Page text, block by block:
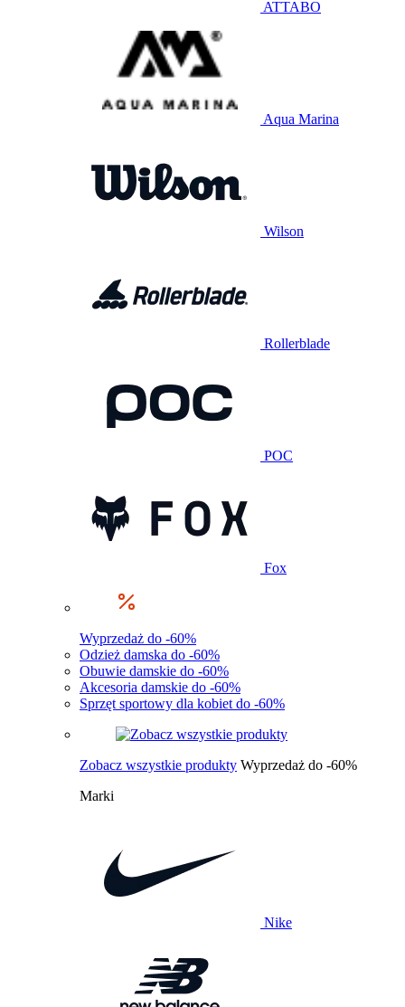
ATTABO
Aqua Marina
Wilson
Rollerblade
POC
Fox
Wyprzedaż do -60%
Odzież damska do -60%
Obuwie damskie do -60%
Akcesoria damskie do -60%
Sprzęt sportowy dla kobiet do -60%
Zobacz wszystkie produkty Wyprzedaż do -60%
Marki
Nike